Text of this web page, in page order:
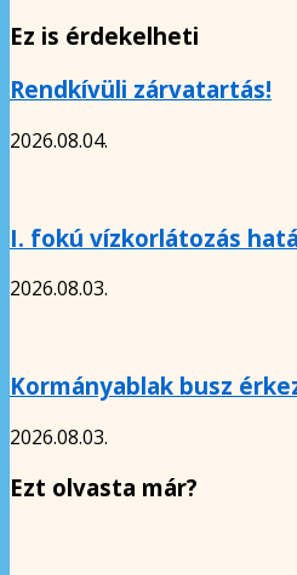
Ez is érdekelheti
Rendkívüli zárvatartás!
2026.08.04.
I. fokú vízkorlátozás
2026.08.03.
Kormányablak busz
2026.08.03.
Ezt olvasta már?